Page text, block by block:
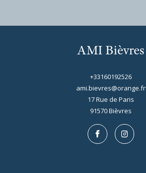
AMI Bièvres
+33160192526
ami.bievres@orange.fr
17 Rue de Paris
91570
bièvres